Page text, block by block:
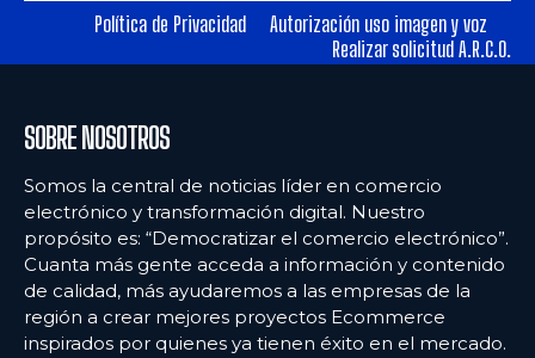
Ecommercenews
ARGENTINA
BOLIVIA
CHILE
COLOMBIA
ECUADOR
Ecommercenews
ARGENTINA
BOLIVIA
CHILE
COLOMBIA
ECUADOR
Política de Privacidad
Autorización uso imagen y voz
Realizar solicitud A.R.C.O.
SOBRE NOSOTROS
Somos la central de noticias líder en comercio
electrónico y transformación digital. Nuestro
propósito es: “Democratizar el comercio electrónico”.
Cuanta más gente acceda a información y contenido
de calidad, más ayudaremos a las empresas de la
región a crear mejores proyectos Ecommerce
inspirados por quienes ya tienen éxito en el mercado.